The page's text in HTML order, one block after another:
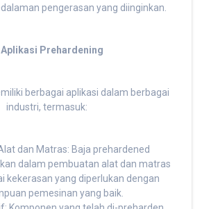
pengerasan yang diinginkan.
Aplikasi Prehardening
berbagai aplikasi dalam berbagai
industri, termasuk:
dan Matras: Baja prehardened
dalam pembuatan alat dan matras
kekerasan yang diperlukan dengan
pemesinan yang baik.